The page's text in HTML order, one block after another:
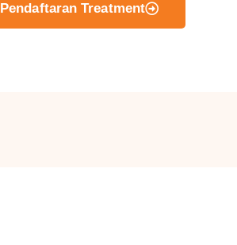
Pendaftaran Treatment